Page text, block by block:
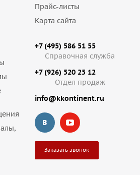
Прайс-листы
Карта сайта
+7 (495) 586 51 55
Справочная служба
+7 (926) 520 25 12
Отдел продаж
info@kkontinent.ru
Заказать звонок